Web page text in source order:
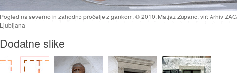
Pogled na severno in zahodno pročelje z gankom. © 2010, Matjaž Zupanc, vir: Arhiv ZAG
Ljubljana
Dodatne slike